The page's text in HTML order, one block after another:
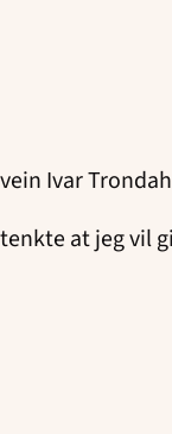
Ivar
at jeg vil